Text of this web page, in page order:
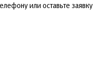
или оставьте заявку